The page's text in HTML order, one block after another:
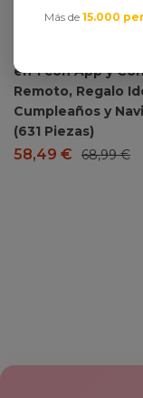
Technic Robot
en 1 con App y
Remoto, Regalo
Cumpleaños y
(631 Piezas)
58,49 € 68,99€
Más de 15.000